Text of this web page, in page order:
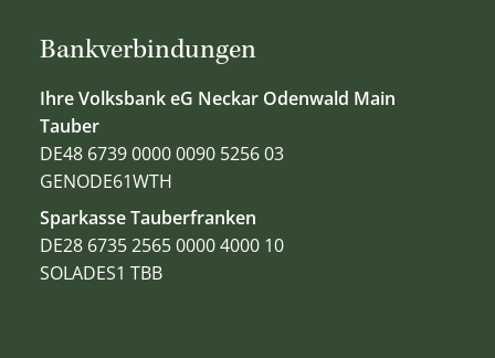
Bankverbindungen
Ihre Volksbank eG Neckar Odenwald Main
Tauber
DE48 6739 0000 0090 5256 03
GENODE61WTH
Sparkasse Tauberfranken
DE28 6735 2565 0000 4000 10
SOLADES1 TBB